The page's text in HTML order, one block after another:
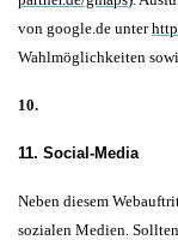
von google.de unter
Wahlmöglichkeiten
10.
11. Social-Media
Neben diesem
sozialen Medien.